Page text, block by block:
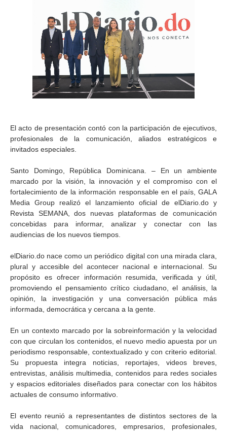
El acto de presentación contó con la participación de ejecutivos,
profesionales de la comunicación, aliados estratégicos e
invitados especiales.
Santo Domingo, República Dominicana. – En un ambiente
marcado por la visión, la innovación y el compromiso con el
fortalecimiento de la información responsable en el país, GALA
Media Group realizó el lanzamiento oficial de elDiario.do y
Revista SEMANA, dos nuevas plataformas de comunicación
concebidas para informar, analizar y conectar con las
audiencias de los nuevos tiempos.
elDiario.do nace como un periódico digital con una mirada clara,
plural y accesible del acontecer nacional e internacional. Su
propósito es ofrecer información resumida, verificada y útil,
promoviendo el pensamiento crítico ciudadano, el análisis, la
opinión, la investigación y una conversación pública más
informada, democrática y cercana a la gente.
En un contexto marcado por la sobreinformación y la velocidad
con que circulan los contenidos, el nuevo medio apuesta por un
periodismo responsable, contextualizado y con criterio editorial.
Su propuesta integra noticias, reportajes, videos breves,
entrevistas, análisis multimedia, contenidos para redes sociales
y espacios editoriales diseñados para conectar con los hábitos
actuales de consumo informativo.
El evento reunió a representantes de distintos sectores de la
vida nacional, comunicadores, empresarios, profesionales,